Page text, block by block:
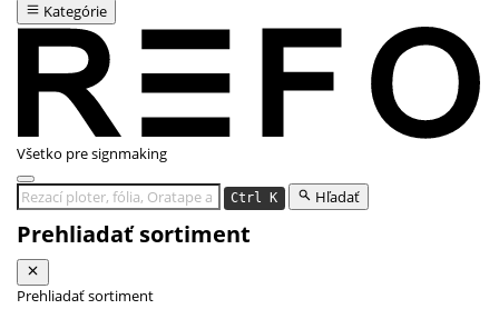
Kategórie
Všetko pre signmaking
Ctrl K Hľadať
Prehliadať sortiment
Prehliadať sortiment